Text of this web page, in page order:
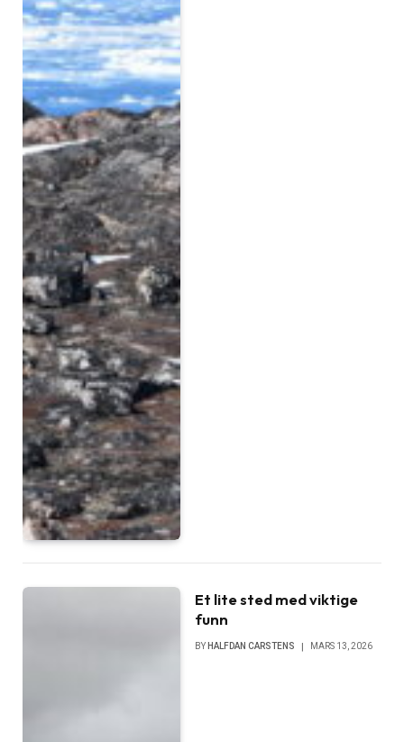
Et lite sted med viktige
funn
BY HALFDAN CARSTENS MARS 13, 2026